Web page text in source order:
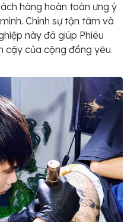
hàng hoàn toàn ưng ý
Chính sự tận tâm và
này đã giúp Phiêu
cậy của cộng đồng yêu